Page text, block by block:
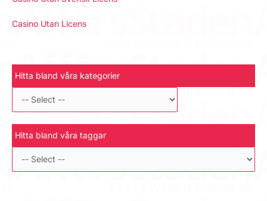
Casino Utan Licens
Hitta bland våra kategorier
Hitta bland våra taggar